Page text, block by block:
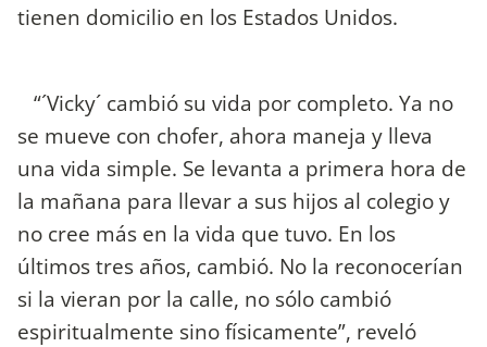
tienen domicilio en los Estados Unidos.
“´Vicky´ cambió su vida por completo. Ya no
se mueve con chofer, ahora maneja y lleva
una vida simple. Se levanta a primera hora de
la mañana para llevar a sus hijos al colegio y
no cree más en la vida que tuvo. En los
últimos tres años, cambió. No la reconocerían
si la vieran por la calle, no sólo cambió
espiritualmente sino físicamente”, reveló